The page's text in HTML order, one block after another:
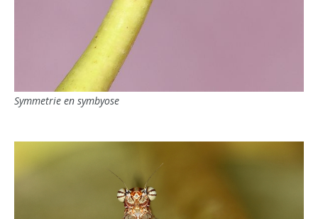
Symmetrie en symbyose